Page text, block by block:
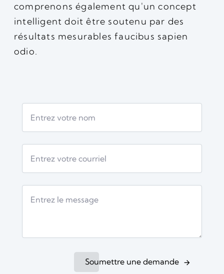
comprenons également qu'un concept
intelligent doit être soutenu par des
résultats mesurables faucibus sapien
odio.
Soumettre une demande